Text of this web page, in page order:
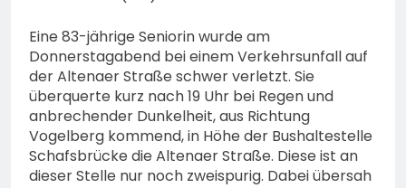
Eine 83-jährige Seniorin wurde am
Donnerstagabend bei einem Verkehrsunfall auf
der Altenaer Straße schwer verletzt. Sie
überquerte kurz nach 19 Uhr bei Regen und
anbrechender Dunkelheit, aus Richtung
Vogelberg kommend, in Höhe der Bushaltestelle
Schafsbrücke die Altenaer Straße. Diese ist an
dieser Stelle nur noch zweispurig. Dabei übersah